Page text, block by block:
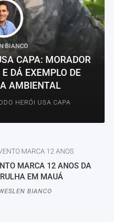
BIANCO
CAPA: MORADOR
DÁ EXEMPLO DE
AMBIENTAL
HERÓI USA CAPA
MARCA 12 ANOS
MARCA 12 ANOS DA
EM MAUÁ
BIANCO